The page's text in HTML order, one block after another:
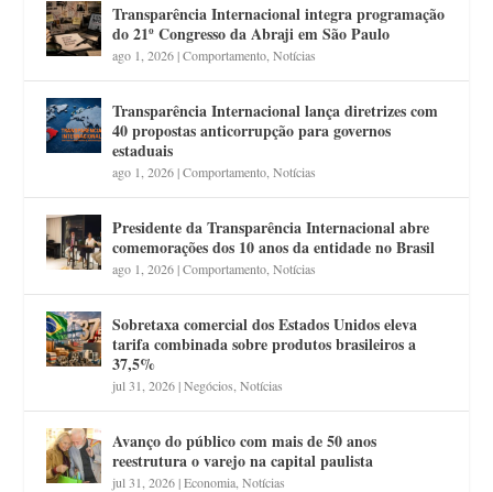
Transparência Internacional integra programação
do 21º Congresso da Abraji em São Paulo
ago 1, 2026|Comportamento ,Notícias
Transparência Internacional lança diretrizes com
40 propostas anticorrupção para governos
estaduais
ago 1, 2026|Comportamento ,Notícias
Presidente da Transparência Internacional abre
comemorações dos 10 anos da entidade no Brasil
ago 1, 2026|Comportamento ,Notícias
Sobretaxa comercial dos Estados Unidos eleva
tarifa combinada sobre produtos brasileiros a
37,5%
jul 31, 2026|Negócios ,Notícias
Avanço do público com mais de 50 anos
reestrutura o varejo na capital paulista
jul 31, 2026|Economia ,Notícias